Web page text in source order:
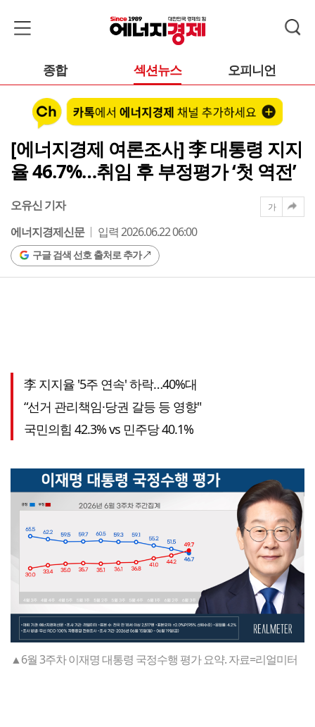
종합 섹션뉴스 오피니언
[에너지경제 여론조사] 李 대통령 지지
율 46.7%…취임 후 부정평가 ‘첫 역전’
오유신 기자
에너지경제신문
입력 2026.06.22 06:00
구글 검색 선호 출처로 추가
가
李 지지율 '5주 연속' 하락…40%대
“선거 관리책임·당권 갈등 등 영향"
국민의힘 42.3% vs 민주당 40.1%
▲6월 3주차 이재명 대통령 국정수행 평가 요약. 자료=리얼미터